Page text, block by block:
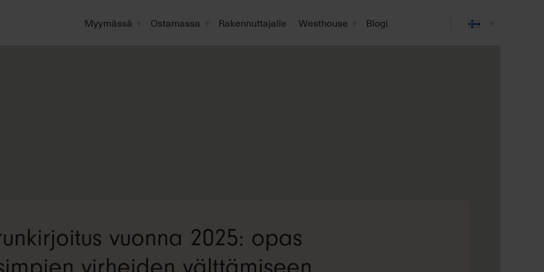
Myymässä Ostamassa Rakennuttajalle Westhouse Blogi
vuonna 2025: opas
virheiden välttämiseen